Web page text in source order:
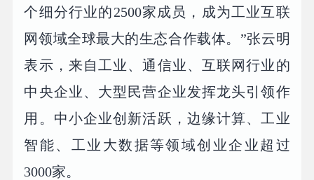
个细分行业的2500家成员，成为工业互联
网领域全球最大的生态合作载体。”张云明
表示，来自工业、通信业、互联网行业的
中央企业、大型民营企业发挥龙头引领作
用。中小企业创新活跃，边缘计算、工业
智能、工业大数据等领域创业企业超过
3000家。